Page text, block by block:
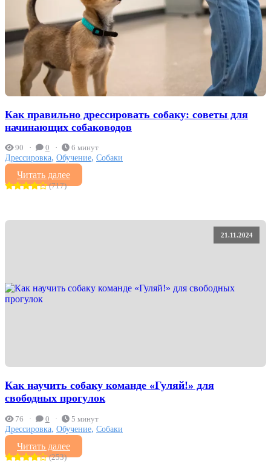
Как правильно дрессировать собаку: советы для
начинающих собаководов
90 0 6 минут
Дрессировка, Обучение, Собаки
Читать далее
(717)
21.11.2024
Как научить собаку команде «Гуляй!» для
свободных прогулок
76 0 5 минут
Дрессировка, Обучение, Собаки
Читать далее
(253)